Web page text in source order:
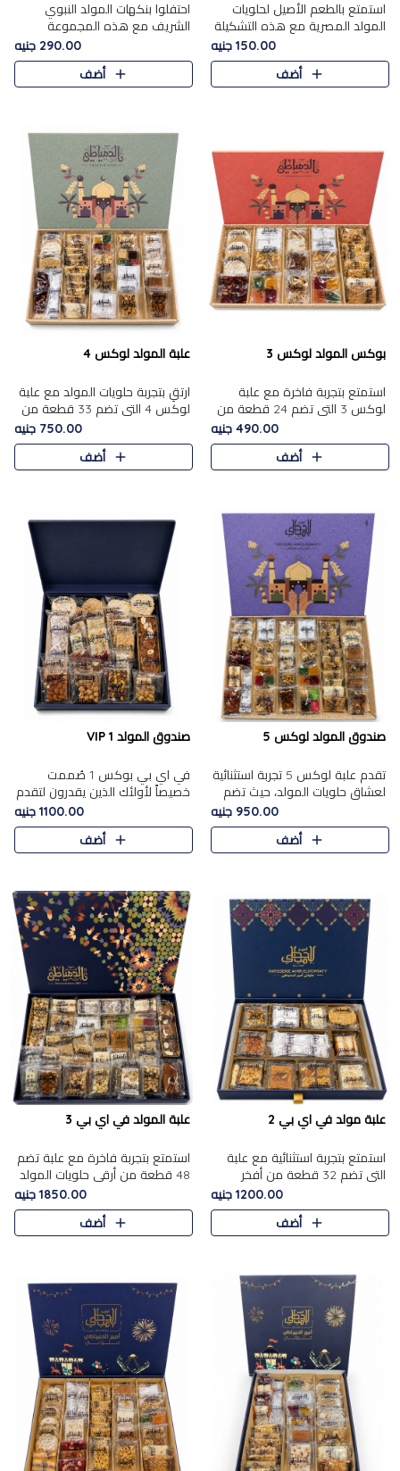
استمتع بالطعم الأصيل لحلويات
المولد المصرية مع هذه التشكيلة
المختارة بعناية من 9 قطع. تتضمن
التشكيلة جوزرية مع فول،ملبان
150.00 جنيه
أضف
احتفلوا بنكهات المولد النبوي
الشريف مع هذه المجموعة
الفاخرة المكونة من 19 قطعة،
والتي تم اختيارها بعناية فائقة لتُبرز
تشكيلة واسعة من الحلويات
290.00 جنيه
أضف
بوكس المولد لوكس 3
استمتع بتجربة فاخرة مع علبة
لوكس 3 التي تضم 24 قطعة من
أشهر حلويات المولد الشرقية
المختارة بعناية. تحتوي التشكيلة
على الجزرية بالفول، والملب..
490.00 جنيه
أضف
علبة المولد لوكس 4
ارتقِ بتجربة حلويات المولد مع علبة
لوكس 4 التي تضم 33 قطعة من
تشكيلة فاخرة ومتنوعة من أشهر
الأصناف الشرقية. تحتوي العلبة على
الجزرية بالفول،..
750.00 جنيه
أضف
صندوق المولد لوكس 5
تقدم علبة لوكس 5 تجربة استثنائية
لعشاق حلويات المولد، حيث تضم
42 قطعة من تشكيلة فاخرة تجمع
بين أشهر الأصناف التقليدية وأصناف
مميزة مختارة بع..
950.00 جنيه
أضف
صندوق المولد VIP 1
في اي بي بوكس 1 صُممت
خصيصاً لأولئك الذين يقدرون لتقدم
تجربة استثنائية بوكس تجمع بين
أفخر حلويات المولد المصري مع
تشكيلة مختارة من الأصناف ..
1100.00 جنيه
أضف
علبة مولد في اي بي 2
استمتع بتجربة استثنائية مع علبة
التي تضم 32 قطعة من أفخر
حلويات المولد الشرقية، في تشكيلة
تجمع بين الأصالة والاختيارات
الفاخرة. تحتوي العلبة..
1200.00 جنيه
أضف
علبة المولد في اي بي 3
استمتع بتجربة فاخرة مع علبة تضم
48 قطعة من أرقى حلويات المولد
الشرقية، في تشكيلة تجمع بين
الأصناف التقليدية الفاخرة والاختيارات
1850.00 جنيه
أضف